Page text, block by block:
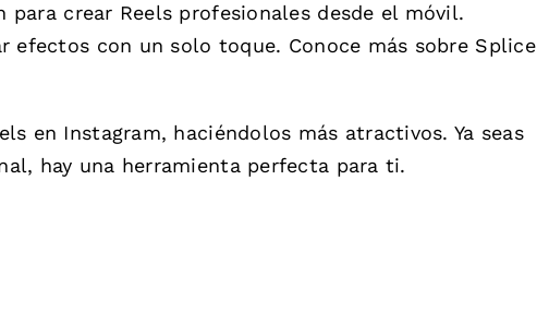
crear Reels profesionales desde el móvil.
efectos con un solo toque. Conoce más sobre Splice
en Instagram, haciéndolos más atractivos. Ya seas
hay una herramienta perfecta para ti.